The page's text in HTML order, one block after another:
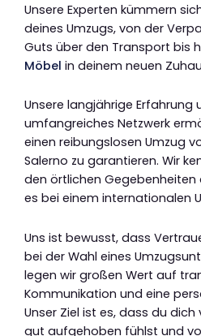
Unsere Experten kümmern
deines Umzugs, von der
Guts über den Transport bis
Möbel in deinem neuen
Unsere langjährige Erfahrung
umfangreiches Netzwerk
einen reibungslosen Umzug
Salerno zu garantieren. Wir
den örtlichen Gegebenheiten
es bei einem internationalen
Uns ist bewusst, dass
bei der Wahl eines
legen wir großen Wert auf
Kommunikation und eine
Unser Ziel ist es, dass du
gut aufgehoben fühlst und